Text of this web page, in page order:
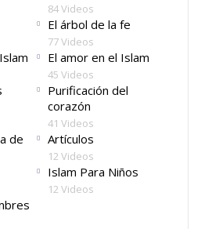
84 Videos
El árbol de la fe
77 Videos
El amor en el Islam
45 Videos
Purificación del
corazón
41 Videos
de
Artículos
12 Videos
Islam Para Niños
12 Videos